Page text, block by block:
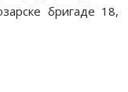
бригаде 18,